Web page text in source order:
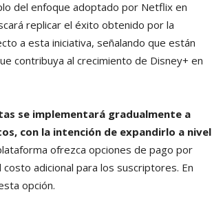
del enfoque adoptado por Netflix en
replicar el éxito obtenido por la
a esta iniciativa, señalando que están
contribuya al crecimiento de Disney+ en
se implementará gradualmente a
con la intención de expandirlo a nivel
ofrezca opciones de pago por
adicional para los suscriptores. En
opción.